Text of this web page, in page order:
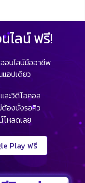
ไลน์ ฟรี!
อนไลน์มืออาชีพ
อปเดียว
ะวิดีโอคอล
องนั่งรอคิว
โหลดเลย
Play ฟรี